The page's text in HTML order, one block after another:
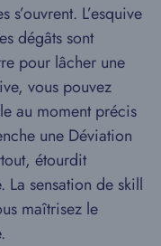
L’esquive
dégâts sont
pour lâcher une
vous pouvez
au moment précis
une Déviation
étourdit
La sensation de skill
maîtrisez le